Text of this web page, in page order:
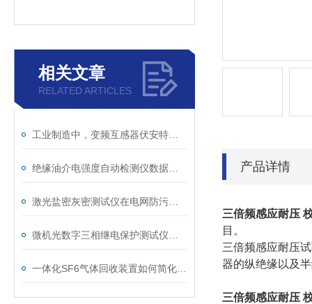
相关文章
RELATED ARTICLES
产品详情
三倍频感应耐压
目。
三倍频感应耐压
器的纵绝缘以及
三倍频感应耐压